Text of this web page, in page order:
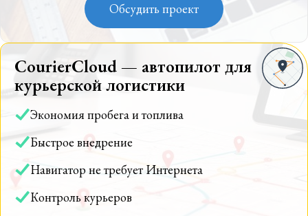
Обсудить проект
CourierCloud — автопилот для
курьерской логистики
Экономия пробега и топлива
Быстрое внедрение
Навигатор не требует Интернета
Контроль курьеров